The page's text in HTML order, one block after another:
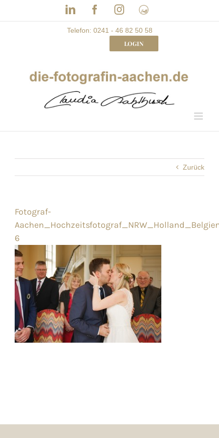
LinkedInFacebookInstagram
Frau
mit
Bizz
Telefon: 0241 - 46 82 50 58
LOGIN
Zurück
Fotograf-
6